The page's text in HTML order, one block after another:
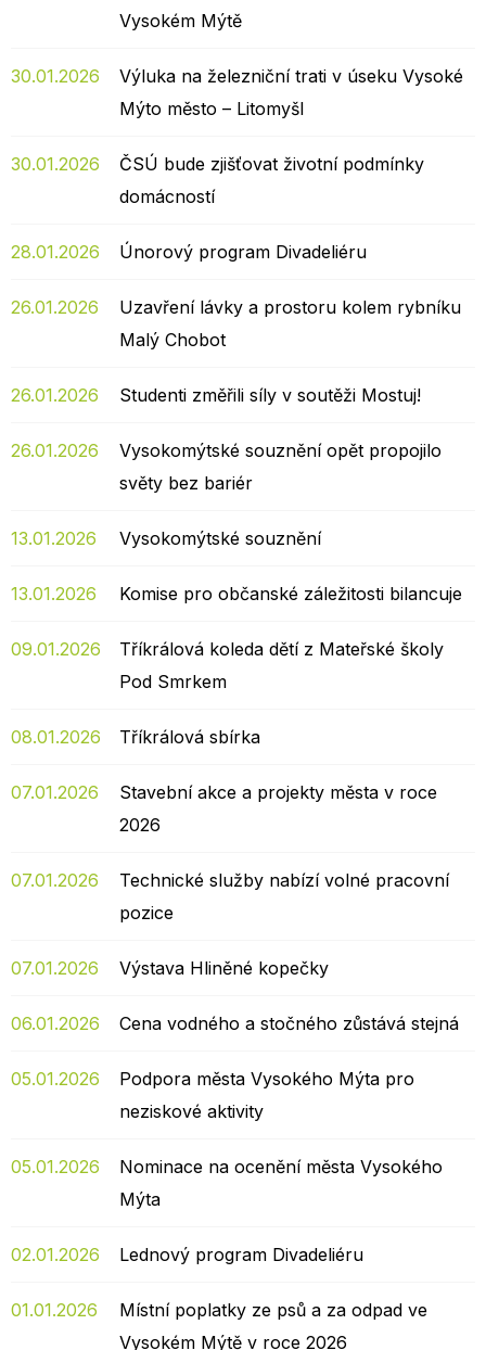
Vysokém Mýtě
30.01.2026
Výluka na železniční trati v úseku Vysoké
Mýto město – Litomyšl
30.01.2026
ČSÚ bude zjišťovat životní podmínky
domácností
28.01.2026 Únorový program Divadeliéru
26.01.2026
Uzavření lávky a prostoru kolem rybníku
Malý Chobot
26.01.2026 Studenti změřili síly v soutěži Mostuj!
26.01.2026
Vysokomýtské souznění opět propojilo
světy bez bariér
13.01.2026 Vysokomýtské souznění
13.01.2026 Komise pro občanské záležitosti bilancuje
09.01.2026
Tříkrálová koleda dětí z Mateřské školy
Pod Smrkem
08.01.2026 Tříkrálová sbírka
07.01.2026
Stavební akce a projekty města v roce
2026
07.01.2026
Technické služby nabízí volné pracovní
pozice
07.01.2026 Výstava Hliněné kopečky
06.01.2026 Cena vodného a stočného zůstává stejná
05.01.2026
Podpora města Vysokého Mýta pro
neziskové aktivity
05.01.2026
Nominace na ocenění města Vysokého
Mýta
02.01.2026 Lednový program Divadeliéru
01.01.2026
Místní poplatky ze psů a za odpad ve
Vysokém Mýtě v roce 2026